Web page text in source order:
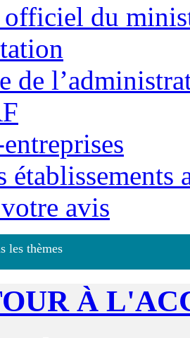
du
de
établissements
avis
les thèmes
À